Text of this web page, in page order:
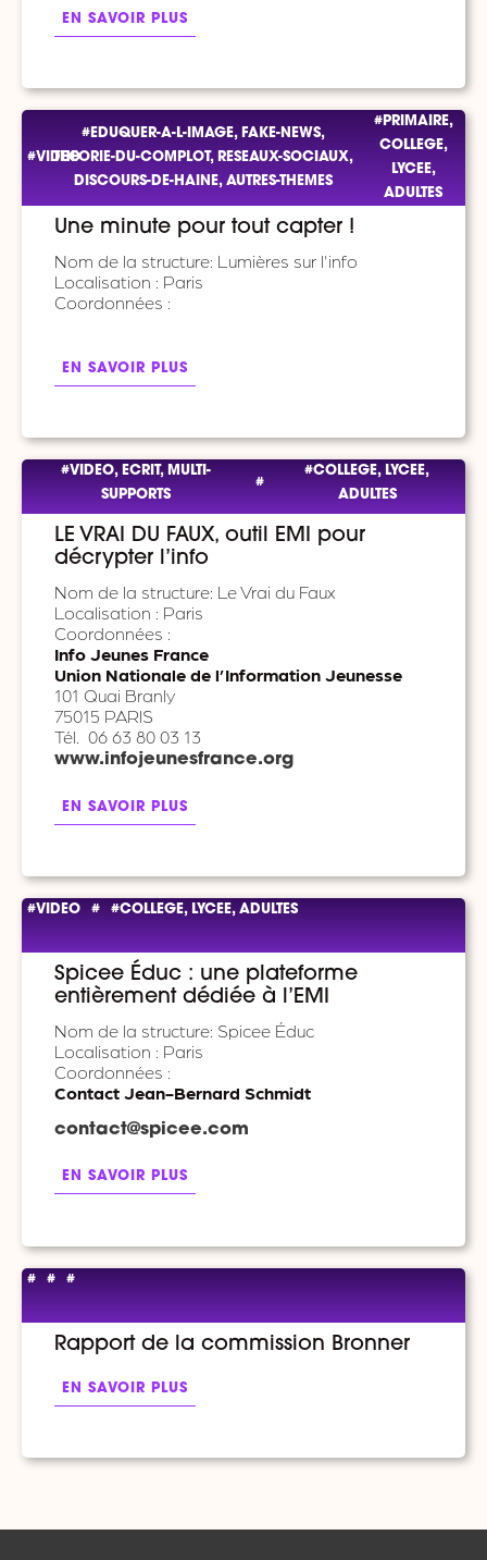
EN SAVOIR PLUS
#VIDEO
#EDUQUER-A-L-IMAGE, FAKE-NEWS,
THEORIE-DU-COMPLOT, RESEAUX-SOCIAUX,
DISCOURS-DE-HAINE, AUTRES-THEMES
#PRIMAIRE,
COLLEGE,
LYCEE,
ADULTES
Une minute pour tout capter !
Nom de la structure: Lumières sur l'info
Localisation : Paris
Coordonnées :
EN SAVOIR PLUS
#VIDEO, ECRIT, MULTI-
SUPPORTS
#
#COLLEGE, LYCEE,
ADULTES
LE VRAI DU FAUX, outil EMI pour
décrypter l’info
Nom de la structure: Le Vrai du Faux
Localisation : Paris
Coordonnées :
Info Jeunes France
Union Nationale de l’Information Jeunesse
101 Quai Branly
75015 PARIS
Tél. 06 63 80 03 13
www.infojeunesfrance.org
EN SAVOIR PLUS
#VIDEO # #COLLEGE, LYCEE, ADULTES
Spicee Éduc : une plateforme
entièrement dédiée à l’EMI
Nom de la structure: Spicee Éduc
Localisation : Paris
Coordonnées :
Contact Jean-Bernard Schmidt
contact@spicee.com
EN SAVOIR PLUS
# # #
Rapport de la commission Bronner
EN SAVOIR PLUS